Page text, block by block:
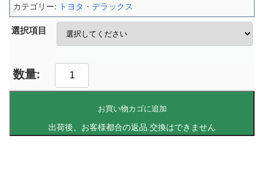
選択項目
お買い物カゴに追加
カテゴリー: トヨタ・デラックス